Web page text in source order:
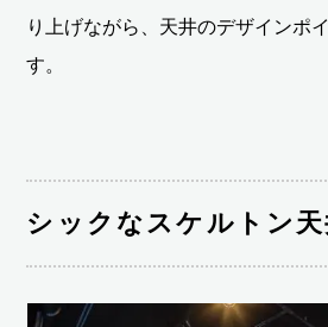
り上げながら、天井のデザインポ
す。
シックなスケルトン天